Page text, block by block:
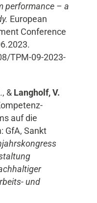
performance – a
European
Conference
TPM-09-2023-
& Langholf, V.
auf die
GfA, Sankt
und